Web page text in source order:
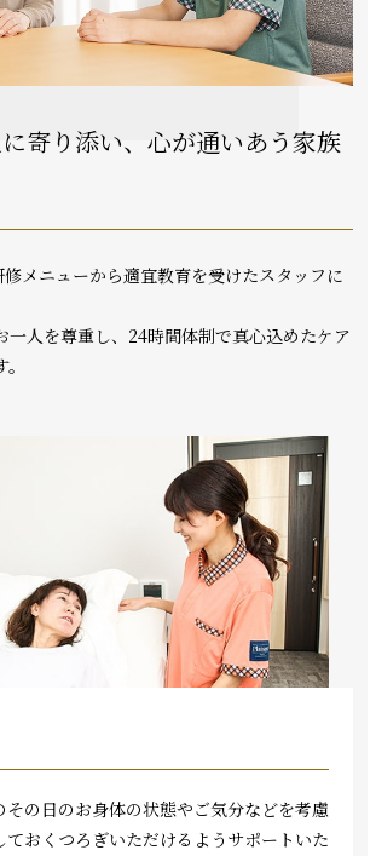
寄り添い、 心が通いあう家族
メニューから適宜教育を受けたスタッフに
一人を尊重し、24時間体制で真心込めたケア
その日のお身体の状態やご気分などを考慮
ておくつろぎいただけるようサポートいた